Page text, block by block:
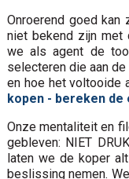
Onroerend goed kan
niet bekend zijn met
we als agent de
selecteren die aan
en hoe het voltooide
kopen - bereken de
Onze mentaliteit en
gebleven: NIET
laten we de koper
beslissing nemen.